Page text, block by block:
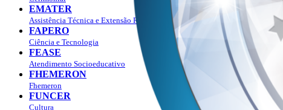
EMATER
Assistência Técnica e Extensão Rural
FAPERO
Ciência e Tecnologia
FEASE
Atendimento Socioeducativo
FHEMERON
Fhemeron
FUNCER
Cultura